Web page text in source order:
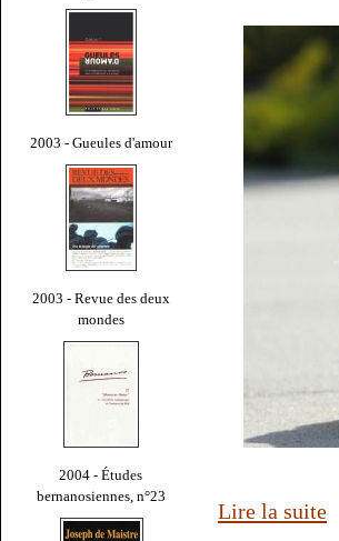
2003 - Gueules d'amour
2003 - Revue des deux
mondes
2004 - Études
bernanosiennes, n°23
Lire la suite